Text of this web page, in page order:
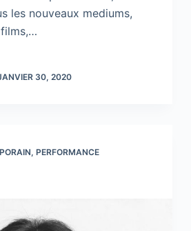
les nouveaux mediums,
30, 2020
, PERFORMANCE